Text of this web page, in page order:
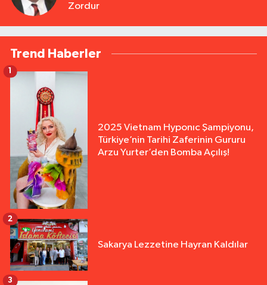
Zordur
Trend Haberler
2025 Vietnam Hyponıc Şampiyonu,
Türkiye’nin Tarihi Zaferinin Gururu
Arzu Yurter’den Bomba Açılış!
1
Sakarya Lezzetine Hayran Kaldılar
2
3